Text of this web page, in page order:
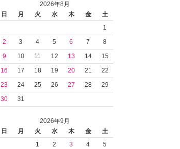
2026年8月
日
月 火 水 木 金
土
1
2
3 4 5 6 7
8
9
10 11 12 13 14
15
16
17 18 19 20 21
22
23
24 25 26 27 28
29
30
31
2026年9月
日
月 火 水 木 金
土
1
2 3 4
5